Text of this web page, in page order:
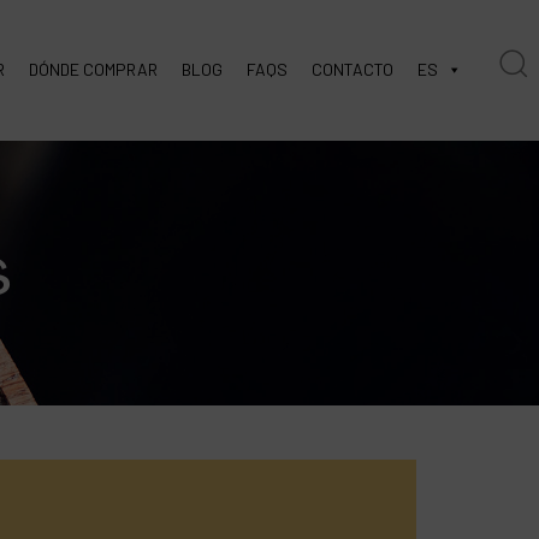
DÓNDE COMPRAR BLOG FAQS CONTACTO ES